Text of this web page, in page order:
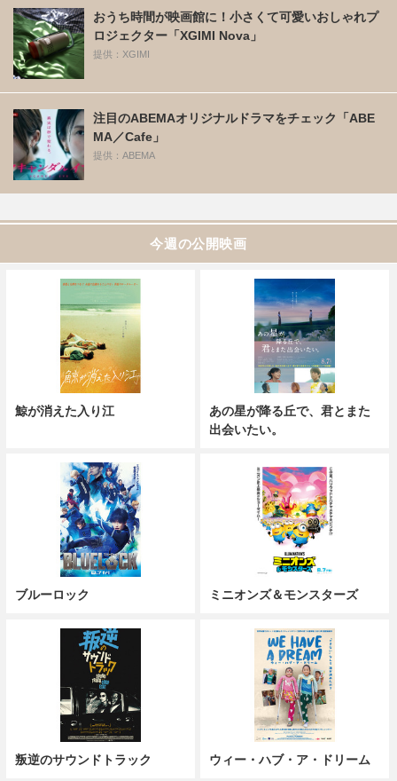
おうち時間が映画館に！小さくて可愛いおしゃれプ
ロジェクター「XGIMI Nova」
提供：XGIMI
注目のABEMAオリジナルドラマをチェック「ABE
MA／Cafe」
提供：ABEMA
今週の公開映画
鯨が消えた入り江
あの星が降る丘で、君とまた
出会いたい。
ブルーロック ミニオンズ＆モンスターズ
叛逆のサウンドトラック ウィー・ハブ・ア・ドリーム